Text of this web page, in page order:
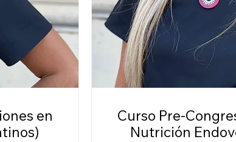
Curso Pre-Congreso
Nutrición